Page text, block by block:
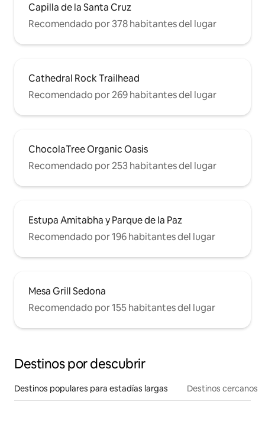
Capilla de la Santa Cruz
Recomendado por 378 habitantes del lugar
Cathedral Rock Trailhead
Recomendado por 269 habitantes del lugar
ChocolaTree Organic Oasis
Recomendado por 253 habitantes del lugar
Estupa Amitabha y Parque de la Paz
Recomendado por 196 habitantes del lugar
Mesa Grill Sedona
Recomendado por 155 habitantes del lugar
Destinos por descubrir
Destinos populares para estadías largas Destinos cercanos